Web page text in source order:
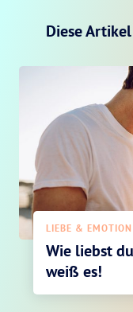
Diese
LIEBE & EMOTION
Wie liebst
weiß es!